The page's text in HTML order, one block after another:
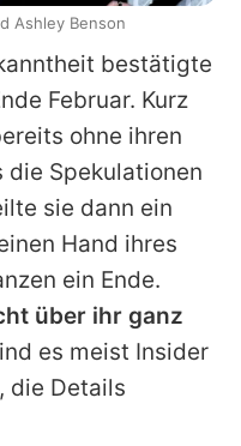
bestätigte
Februar. Kurz
ohne ihren
die Spekulationen
sie dann ein
Hand ihres
ein Ende.
über ihr ganz
es meist Insider
, die Details
Ashley Benson